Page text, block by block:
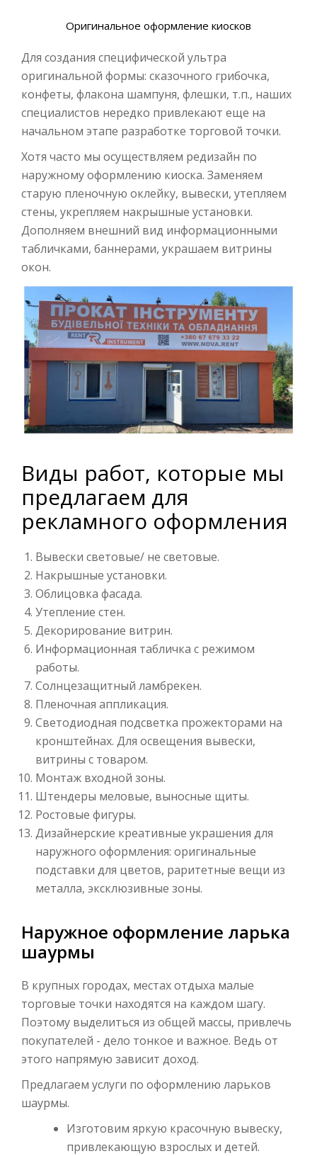
Оригинальное оформление киосков
Для создания специфической ультра
оригинальной формы: сказочного грибочка,
конфеты, флакона шампуня, флешки, т.п., наших
специалистов нередко привлекают еще на
начальном этапе разработке торговой точки.
Хотя часто мы осуществляем редизайн по
наружному оформлению киоска. Заменяем
старую пленочную оклейку, вывески, утепляем
стены, укрепляем накрышные установки.
Дополняем внешний вид информационными
табличками, баннерами, украшаем витрины
окон.
Виды работ, которые мы
предлагаем для
рекламного оформления
Вывески световые/ не световые.
Накрышные установки.
Облицовка фасада.
Утепление стен.
Декорирование витрин.
Информационная табличка с режимом
работы.
Солнцезащитный ламбрекен.
Пленочная аппликация.
Светодиодная подсветка прожекторами на
кронштейнах. Для освещения вывески,
витрины с товаром.
Монтаж входной зоны.
Штендеры меловые, выносные щиты.
Ростовые фигуры.
Дизайнерские креативные украшения для
наружного оформления: оригинальные
подставки для цветов, раритетные вещи из
металла, эксклюзивные зоны.
Наружное оформление ларька
шаурмы
В крупных городах, местах отдыха малые
торговые точки находятся на каждом шагу.
Поэтому выделиться из общей массы, привлечь
покупателей - дело тонкое и важное. Ведь от
этого напрямую зависит доход.
Предлагаем услуги по оформлению ларьков
шаурмы.
Изготовим яркую красочную вывеску,
привлекающую взрослых и детей.